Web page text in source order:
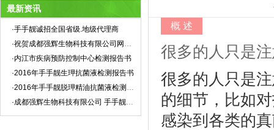
最新资讯
·手手靓诚招全国省级.地级代理商
·祝贺成都强辉生物科技有限公司网站全新上线！
·内江市疾病预防控制中心检测报告书
·2016年手手靓生玾抗菌液检测报告书
·2016年手手靓脱玾精油抗菌液检测报告书
·成都强辉生物科技有限公司 手手靓企业标准
概 述
很多的人只是
很多的人只是
的细节，比如
感染到各类的